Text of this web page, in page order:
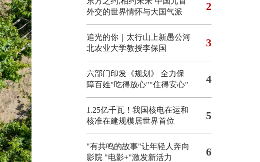
外交的世界情怀与大国气派
2
追光的你｜太行山上新愚公河
北农业大学教授李保国
3
六部门印发《规划》 全力保
障百姓"吃得放心""住得安心"
4
1.25亿千瓦！我国核电在运和
核准在建规模居世界首位
5
"有共鸣的故事"让年轻人奔向
影院 "电影+"激发新活力 6